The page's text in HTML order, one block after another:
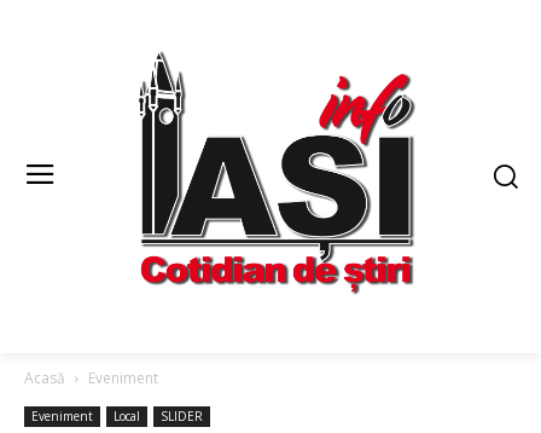
Acasă Eveniment
Eveniment Local SLIDER